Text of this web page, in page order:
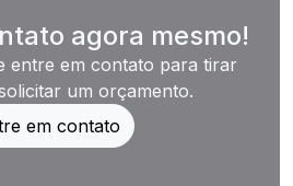
agora mesmo!
entre em contato para tirar
um orçamento.
em contato